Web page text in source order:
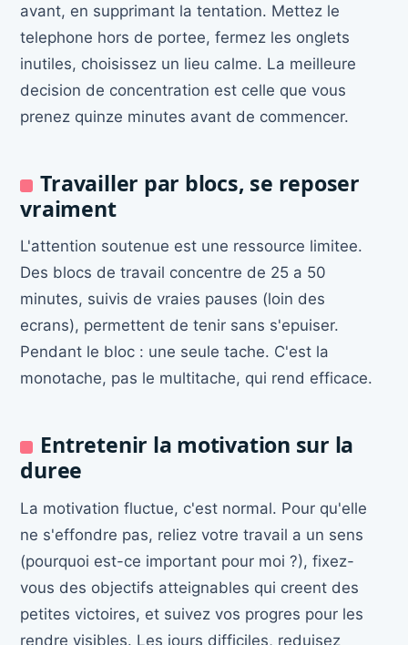
avant, en supprimant la tentation. Mettez le
telephone hors de portee, fermez les onglets
inutiles, choisissez un lieu calme. La meilleure
decision de concentration est celle que vous
prenez quinze minutes avant de commencer.
Travailler par blocs, se reposer
vraiment
L'attention soutenue est une ressource limitee.
Des blocs de travail concentre de 25 a 50
minutes, suivis de vraies pauses (loin des
ecrans), permettent de tenir sans s'epuiser.
Pendant le bloc : une seule tache. C'est la
monotache, pas le multitache, qui rend efficace.
Entretenir la motivation sur la
duree
La motivation fluctue, c'est normal. Pour qu'elle
ne s'effondre pas, reliez votre travail a un sens
(pourquoi est-ce important pour moi ?), fixez-
vous des objectifs atteignables qui creent des
petites victoires, et suivez vos progres pour les
rendre visibles. Les jours difficiles, reduisez